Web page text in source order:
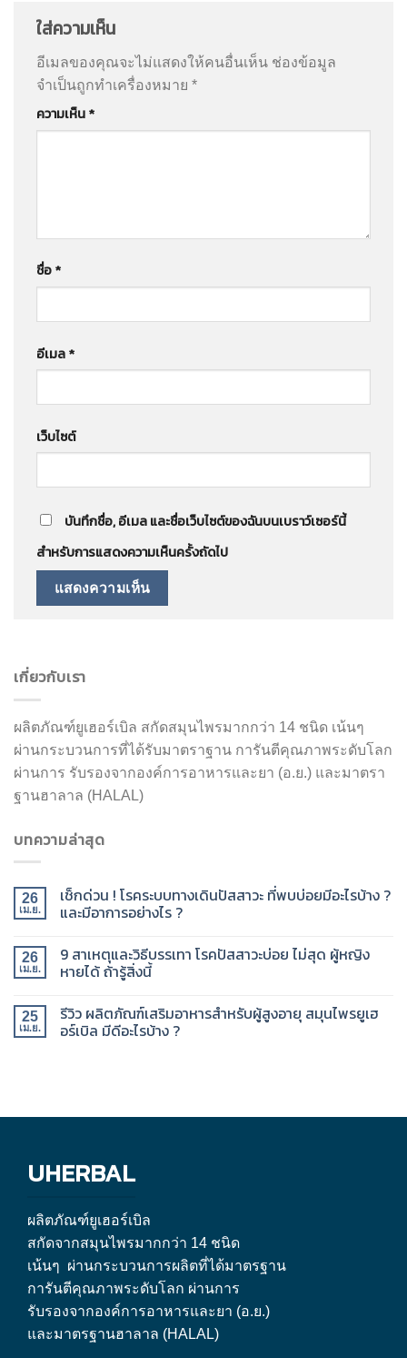
ใส่ความเห็น
อีเมลของคุณจะไม่แสดงให้คนอื่นเห็น ช่องข้อมูล
จำเป็นถูกทำเครื่องหมาย *
ความเห็น*
ชื่อ*
อีเมล*
เว็บไซต์
บันทึกชื่อ, อีเมล และชื่อเว็บไซต์ของฉันบนเบราว์เซอร์นี้
สำหรับการแสดงความเห็นครั้งถัดไป
เกี่ยวกับเรา
ผลิตภัณฑ์ยูเฮอร์เบิล สกัดสมุนไพรมากกว่า 14 ชนิด เน้นๆ
ผ่านกระบวนการที่ได้รับมาตราฐาน การันตีคุณภาพระดับโลก
ผ่านการ รับรองจากองค์การอาหารและยา (อ.ย.) และมาตรา
ฐานฮาลาล (HALAL)
บทความล่าสุด
26
เม.ย.
เช็กด่วน ! โรคระบบทางเดินปัสสาวะ ที่พบบ่อยมีอะไรบ้าง ?
และมีอาการอย่างไร ?
26
เม.ย.
9 สาเหตุและวิธีบรรเทา โรคปัสสาวะบ่อย ไม่สุด ผู้หญิง
หายได้ ถ้ารู้สิ่งนี้
25
เม.ย.
รีวิว ผลิตภัณฑ์เสริมอาหารสำหรับผู้สูงอายุ สมุนไพรยูเฮ
อร์เบิล มีดีอะไรบ้าง ?
UHERBAL
ผลิตภัณฑ์ยูเฮอร์เบิล
สกัดจากสมุนไพรมากกว่า 14 ชนิด
เน้นๆ ผ่านกระบวนการผลิตที่ได้มาตรฐาน
การันตีคุณภาพระดับโลก ผ่านการ
รับรองจากองค์การอาหารและยา (อ.ย.)
และมาตรฐานฮาลาล (HALAL)